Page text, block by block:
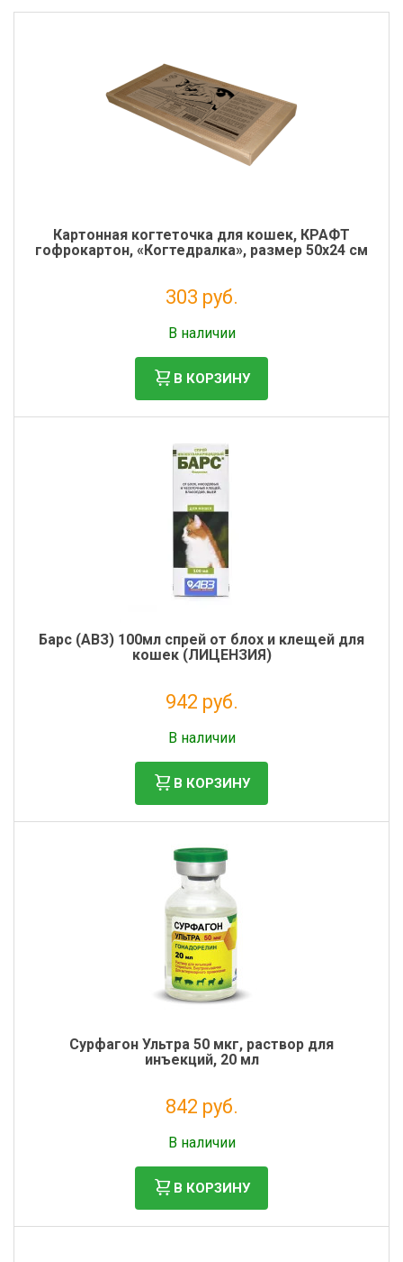
Картонная когтеточка для кошек, КРАФТ
гофрокартон, «Когтедралка», размер 50х24 см
303 руб.
В наличии
В КОРЗИНУ
Барс (АВЗ) 100мл спрей от блох и клещей для
кошек (ЛИЦЕНЗИЯ)
942 руб.
В наличии
В КОРЗИНУ
Сурфагон Ультра 50 мкг, раствор для
инъекций, 20 мл
842 руб.
В наличии
В КОРЗИНУ